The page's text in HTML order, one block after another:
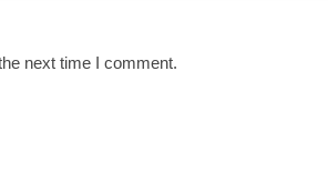
next time I comment.